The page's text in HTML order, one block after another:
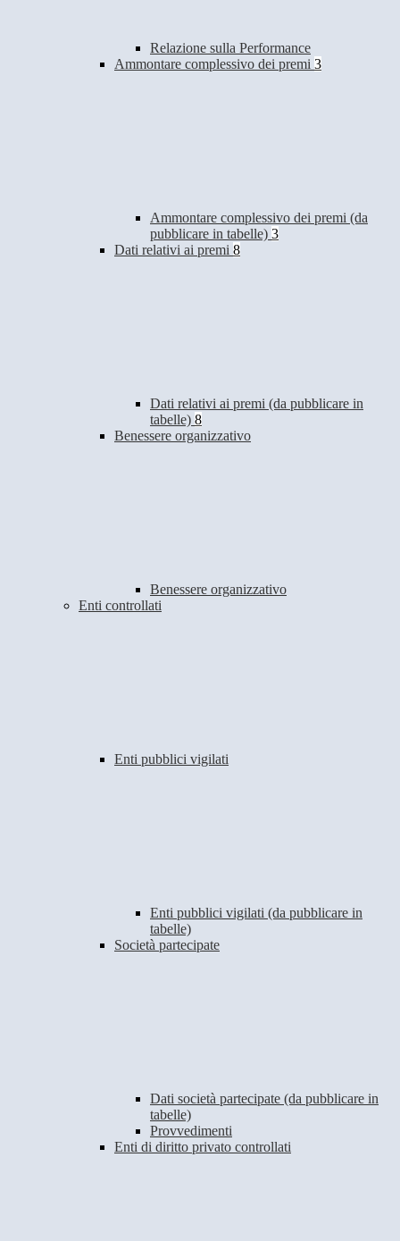
Relazione sulla Performance
Ammontare complessivo dei premi 3
Ammontare complessivo dei premi (da
pubblicare in tabelle) 3
Dati relativi ai premi 8
Dati relativi ai premi (da pubblicare in
tabelle) 8
Benessere organizzativo
Benessere organizzativo
Enti controllati
Enti pubblici vigilati
Enti pubblici vigilati (da pubblicare in
tabelle)
Società partecipate
Dati società partecipate (da pubblicare in
tabelle)
Provvedimenti
Enti di diritto privato controllati